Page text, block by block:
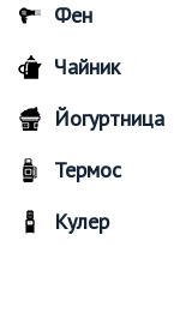
Фен
Чайник
Йогуртница
Термос
Кулер